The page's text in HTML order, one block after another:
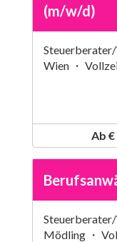
(m/w/d)
Wien ・
Ab
Mödling ・